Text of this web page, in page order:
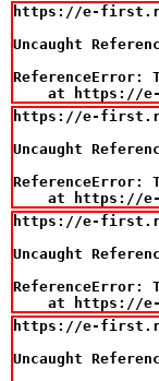
https://e-
Uncaught
ReferenceError:
at https://
https://e-
Uncaught
ReferenceError:
at https://
https://e-
Uncaught
ReferenceError:
at https://
https://e-
Uncaught